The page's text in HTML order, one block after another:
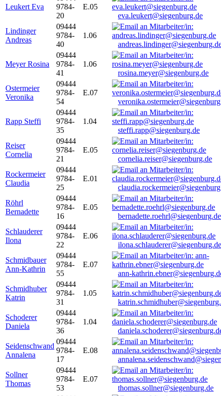
Leukert Eva
9784-
20
E.05
eva.leukert@siegenburg.de
Lindinger
Andreas
09444
9784-
40
1.06
Meyer Rosina
09444
9784-
41
1.06
rosina.meyer@siegenburg.de
Ostermeier
Veronika
09444
9784-
54
E.07
Rapp Steffi
09444
9784-
35
1.04
steffi.rapp@siegenburg.de
Reiser
Cornelia
09444
9784-
21
E.05
cornelia.reiser@siegenburg.de
Rockermeier
Claudia
09444
9784-
25
E.01
Röhrl
Bernadette
09444
9784-
16
E.05
bernadette.roehrl@siegenburg.de
Schlauderer
Ilona
09444
9784-
22
E.06
ilona.schlauderer@siegenburg.de
Schmidbauer
Ann-Kathrin
09444
9784-
55
E.07
ann-
Schmidhuber
Katrin
09444
9784-
31
1.05
Schoderer
Daniela
09444
9784-
36
1.04
Seidenschwand
Annalena
09444
9784-
17
E.08
Sollner
Thomas
09444
9784-
53
E.07
thomas.sollner@siegenburg.de